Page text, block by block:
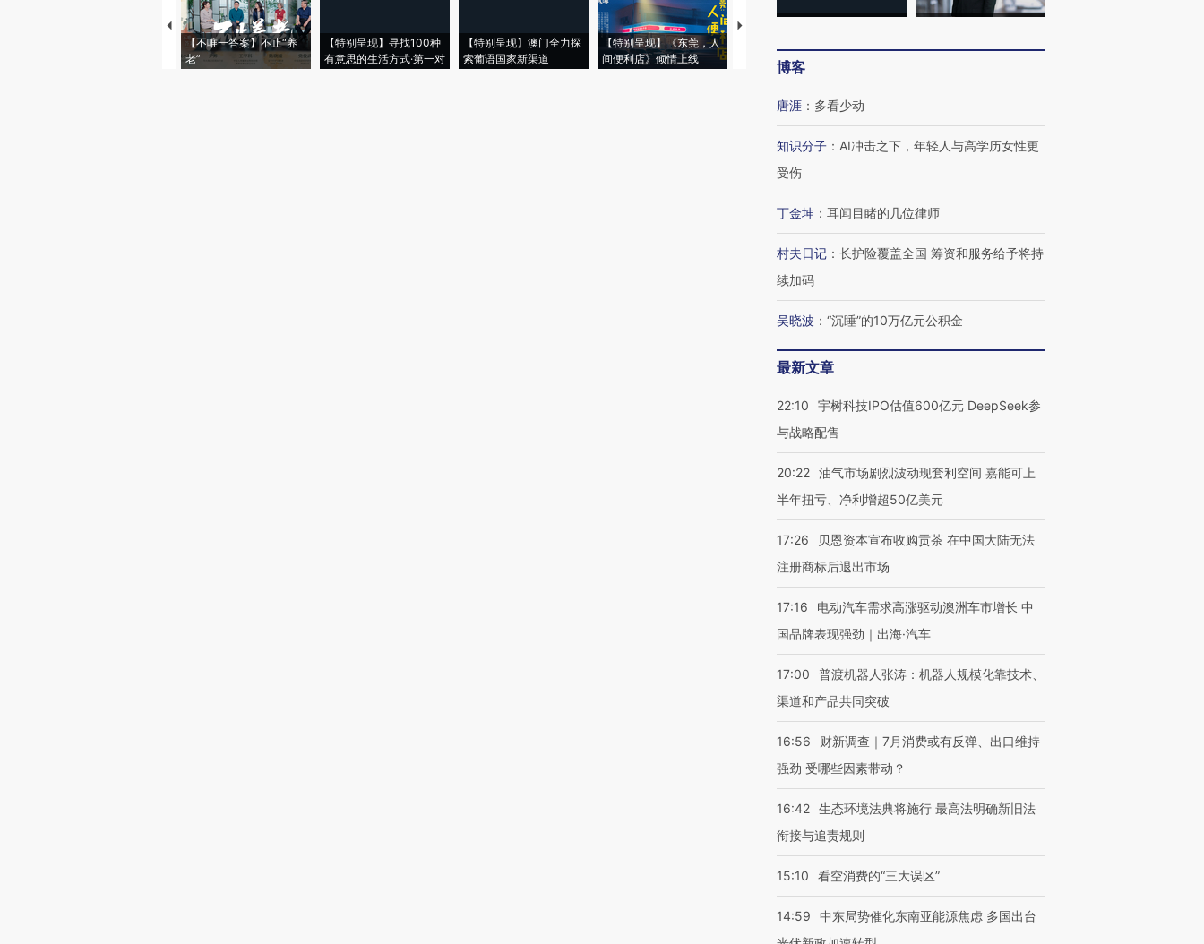
【不唯一答案】不止“养
老”
【特别呈现】寻找100种
有意思的生活方式·第一对
【特别呈现】澳门全力探
索葡语国家新渠道
【特别呈现】《东莞，人
间便利店》倾情上线
【推广】走进第四届链博
博客
唐涯 ： 多看少动
知识分子 ： AI冲击之下，年轻人与高学历女性更
受伤
丁金坤 ： 耳闻目睹的几位律师
村夫日记 ： 长护险覆盖全国 筹资和服务给予将持
续加码
吴晓波 ： “沉睡”的10万亿元公积金
最新文章
22:10
宇树科技IPO估值600亿元 DeepSeek参
与战略配售
20:22 油气市场剧烈波动现套利空间 嘉能可上
半年扭亏、净利增超50亿美元
17:26
贝恩资本宣布收购贡茶 在中国大陆无法
注册商标后退出市场
17:16
电动汽车需求高涨驱动澳洲车市增长 中
国品牌表现强劲｜出海·汽车
17:00
普渡机器人张涛：机器人规模化靠技术、
渠道和产品共同突破
16:56
财新调查｜7月消费或有反弹、出口维持
强劲 受哪些因素带动？
16:42 生态环境法典将施行 最高法明确新旧法
衔接与追责规则
15:10 看空消费的“三大误区”
14:59
中东局势催化东南亚能源焦虑 多国出台